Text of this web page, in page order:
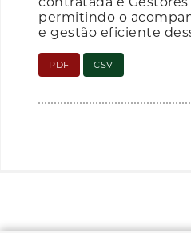
permitindo o
e gestão eficiente
PDF CSV